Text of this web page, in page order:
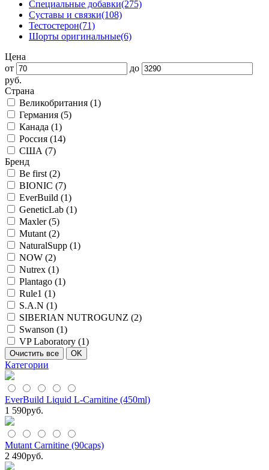
Специальные добавки(275)
Суставы и связки(108)
Тестостерон(71)
Шорты оригинальные(6)
Цена
от
до
руб.
Страна
Великобритания (1)
Германия (5)
Канада (1)
Россия (14)
США (7)
Бренд
Be first (2)
BIONIC (7)
EverBuild (1)
GeneticLab (1)
Maxler (5)
Mutant (2)
NaturalSupp (1)
NOW (2)
Nutrex (1)
Plantago (1)
Rule1 (1)
S.A.N (1)
SIBERIAN NUTROGUNZ (2)
Swanson (1)
VP Laboratory (1)
Категории
EverBuild Liquid L-Carnitine (450ml)
1 590руб.
Mutant Carnitine (90caps)
2 490руб.